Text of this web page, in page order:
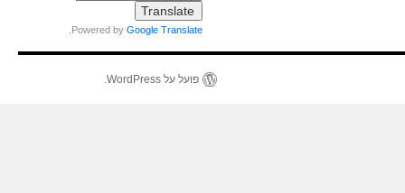
Powered byGoogle Translate
פועל על WordPress.